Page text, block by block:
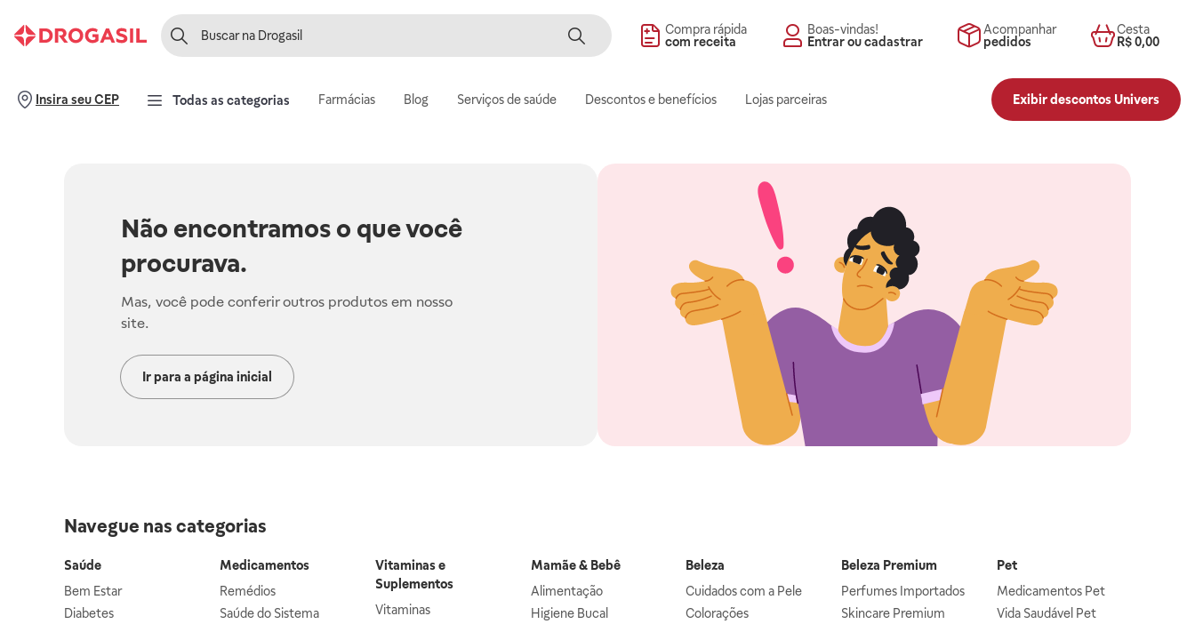
Compra rápida
com receita
Boas-vindas!
Entrar ou cadastrar
Acompanhar
pedidos
Cesta
R$ 0,00
Insira seu CEP Todas as categorias Farmácias Blog Serviços de saúde Descontos e benefícios Lojas parceiras Exibir descontos Univers
Não encontramos o que você
procurava.
Mas, você pode conferir outros produtos em nosso
site.
Ir para a página inicial
Navegue nas categorias
Saúde
Bem Estar
Diabetes
Medicamentos
Remédios
Saúde do Sistema
Vitaminas e
Suplementos
Vitaminas
Mamãe & Bebê
Alimentação
Higiene Bucal
Beleza
Cuidados com a Pele
Colorações
Beleza Premium
Perfumes Importados
Skincare Premium
Pet
Medicamentos Pet
Vida Saudável Pet